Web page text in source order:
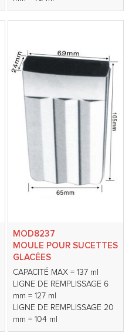
MOD8237
MOULE POUR SUCETTES
GLACÉES
CAPACITÉ MAX = 137 ml
LIGNE DE REMPLISSAGE 6
mm = 127 ml
LIGNE DE REMPLISSAGE 20
mm = 104 ml